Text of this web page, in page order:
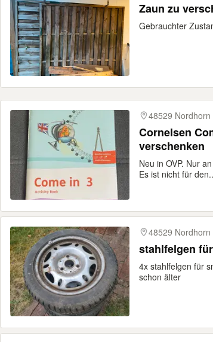
Zaun zu
Gebrauchter
48529 Nordhorn
Cornelsen
verschenken
Neu in OVP. Nur
Es ist nicht für
48529 Nordhorn
4x stahlfelgen für
schon älter